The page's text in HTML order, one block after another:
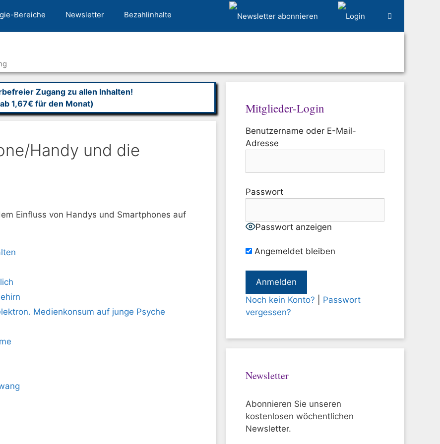
Bereiche Newsletter Bezahlinhalte
Zugang zu allen Inhalten!
1,67€ für den Monat)
Handy und die
Einfluss von Handys und Smartphones auf
Medienkonsum auf junge Psyche
Mitglieder-Login
Benutzername oder E-Mail-
Adresse
Passwort
Passwort anzeigen
Angemeldet bleiben
Noch kein Konto?
Passwort
vergessen?
Newsletter
Abonnieren Sie unseren
kostenlosen wöchentlichen
Newsletter.